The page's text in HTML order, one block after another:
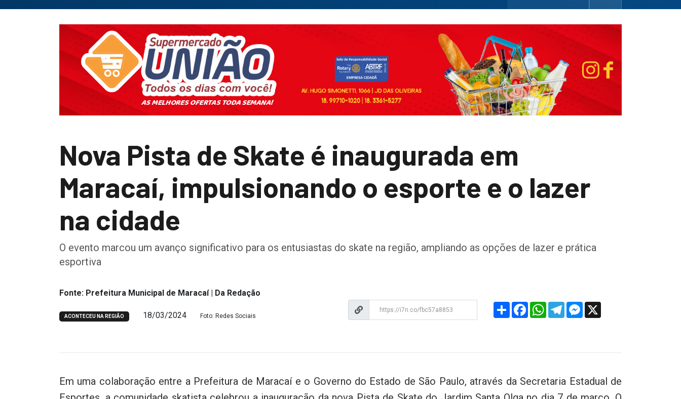
Nova Pista de Skate é inaugurada em
Maracaí, impulsionando o esporte e o lazer
na cidade
O evento marcou um avanço significativo para os entusiastas do skate na região, ampliando as opções de lazer e prática
esportiva
Fonte: Prefeitura Municipal de Maracaí | Da Redação
ACONTECEU NA REGIÃO 18/03/2024 Foto: Redes Sociais
Share FacebookWhatsAppTelegramMessenger
Em uma colaboração entre a Prefeitura de Maracaí e o Governo do Estado de São Paulo, através da Secretaria Estadual de